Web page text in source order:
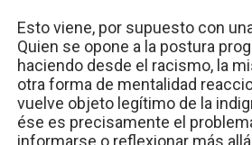
Esto viene, por supuesto con
Quien se opone a la postura
haciendo desde el racismo, la
otra forma de mentalidad
vuelve objeto legítimo de la
ése es precisamente el
informarse o reflexionar más